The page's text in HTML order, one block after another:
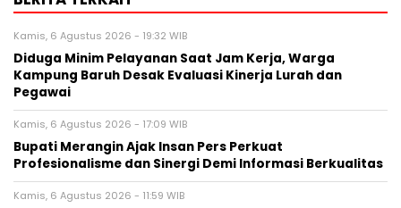
Kamis, 6 Agustus 2026 - 19:32 WIB
Diduga Minim Pelayanan Saat Jam Kerja, Warga
Kampung Baruh Desak Evaluasi Kinerja Lurah dan
Pegawai
Kamis, 6 Agustus 2026 - 17:09 WIB
Bupati Merangin Ajak Insan Pers Perkuat
Profesionalisme dan Sinergi Demi Informasi Berkualitas
Kamis, 6 Agustus 2026 - 11:59 WIB